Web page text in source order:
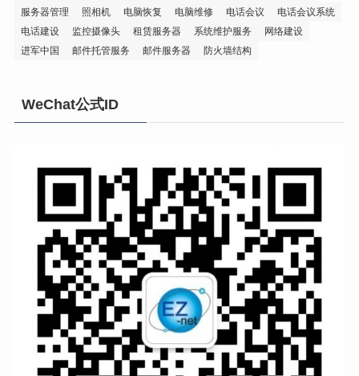
服务器管理
照相机 电脑恢复 电脑维修 电话会议
电话会议系统
电话建设
监控摄像头 租赁服务器 系统维护服务
网络建设
进军中国
邮件托管服务 邮件服务器 防火墙结构
WeChat公式ID